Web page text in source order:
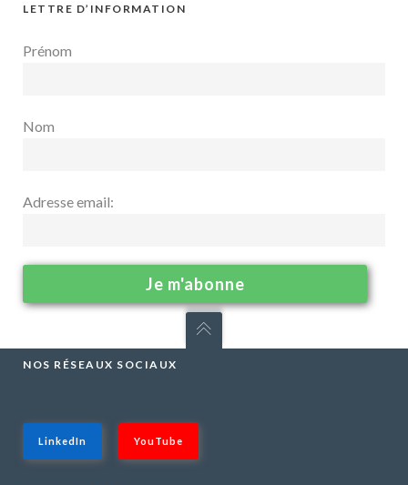
LETTRE D’INFORMATION
Prénom
Nom
Adresse email:
NOS RÉSEAUX SOCIAUX
LinkedIn YouTube